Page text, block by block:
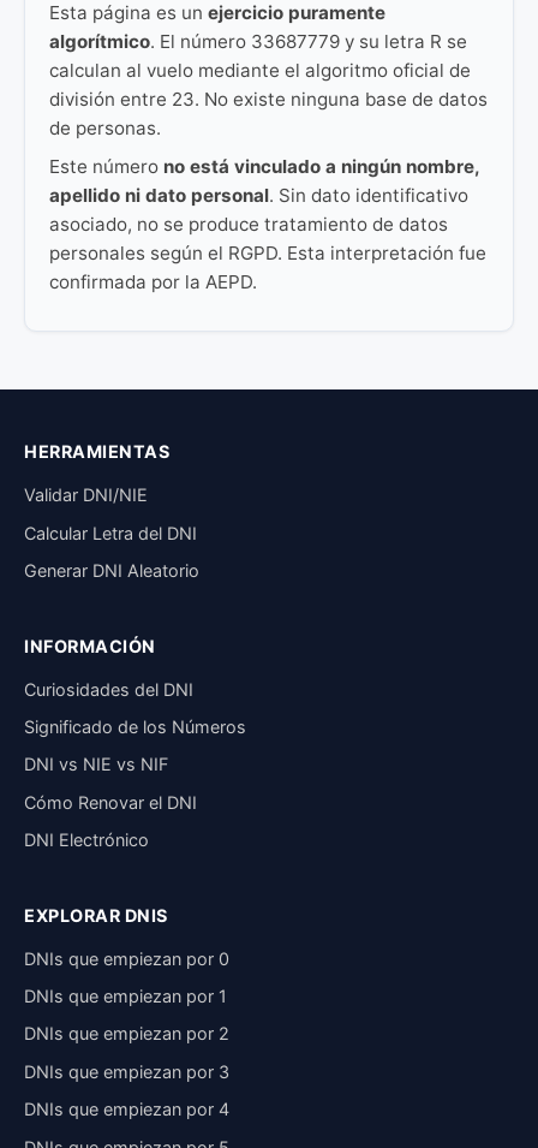
Esta página es un ejercicio puramente
algorítmico. El número 33687779 y su letra R se
calculan al vuelo mediante el algoritmo oficial de
división entre 23. No existe ninguna base de datos
de personas.
Este número no está vinculado a ningún nombre,
apellido ni dato personal. Sin dato identificativo
asociado, no se produce tratamiento de datos
personales según el RGPD. Esta interpretación fue
confirmada por la AEPD.
HERRAMIENTAS
Validar DNI/NIE
Calcular Letra del DNI
Generar DNI Aleatorio
INFORMACIÓN
Curiosidades del DNI
Significado de los Números
DNI vs NIE vs NIF
Cómo Renovar el DNI
DNI Electrónico
EXPLORAR DNIS
DNIs que empiezan por 0
DNIs que empiezan por 1
DNIs que empiezan por 2
DNIs que empiezan por 3
DNIs que empiezan por 4